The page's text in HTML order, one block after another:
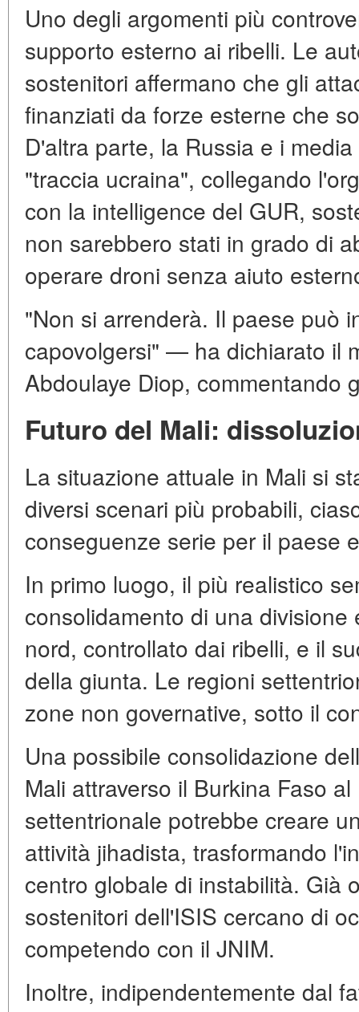
Uno degli argomenti più
supporto esterno ai ribelli. Le
sostenitori affermano che gli
finanziati da forze esterne che
D'altra parte, la Russia e i
"traccia ucraina", collegando
con la intelligence del GUR,
non sarebbero stati in grado di
operare droni senza aiuto
"Non si arrenderà. Il paese può
capovolgersi" — ha dichiarato il
Abdoulaye Diop, commentando
Futuro del Mali:
La situazione attuale in Mali si
diversi scenari più probabili,
conseguenze serie per il paese
In primo luogo, il più realistico
consolidamento di una
nord, controllato dai ribelli, e il
della giunta. Le regioni
zone non governative, sotto il
Una possibile consolidazione
Mali attraverso il Burkina Faso
settentrionale potrebbe creare
attività jihadista, trasformando
centro globale di instabilità. Già
sostenitori dell'ISIS cercano di
competendo con il JNIM.
Inoltre, indipendentemente dal